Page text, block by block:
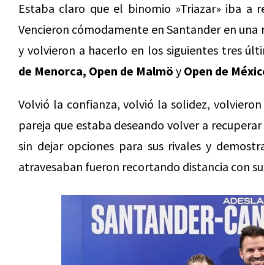
Estaba claro que el binomio »Triazar» iba a
Vencieron cómodamente en Santander en
y volvieron a hacerlo en los siguientes tres
de Menorca, Open de Malmö y Open de
Volvió la confianza, volvió la solidez,
pareja que estaba deseando volver a
sin dejar opciones para sus rivales y
atravesaban fueron recortando distancia con